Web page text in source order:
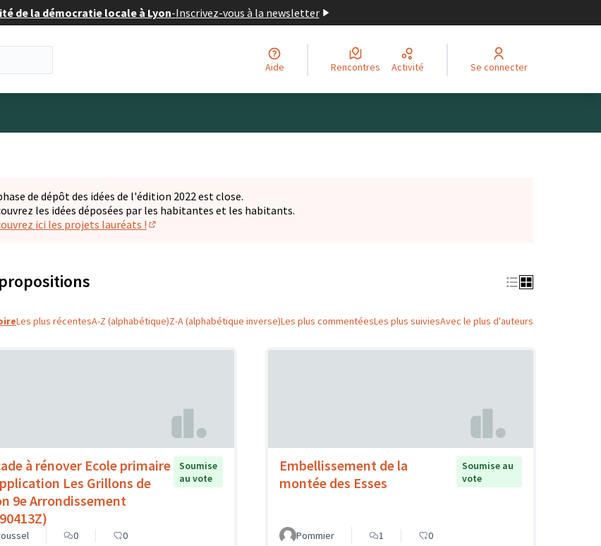
de la démocratie locale à Lyon-Inscrivez-vous à la newsletter
Aide Rencontres Activité Se connecter
de dépôt des idées de l'édition 2022 est close.
les idées déposées par les habitantes et les habitants.
ici les projets lauréats !
Les plus récentesA-Z (alphabétique)Z-A (alphabétique inverse)Les plus commentéesLes plus suiviesAvec le plus d'auteurs
à rénover Ecole primaire
Les Grillons de
9e Arrondissement
Soumise
au vote
0 0
Embellissement de la
montée des Esses
Soumise au
vote
Pommier 1 0